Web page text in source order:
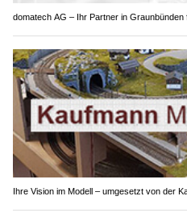
domatech AG – Ihr Partner in Graunbünden
Ihre Vision im Modell – umgesetzt von der